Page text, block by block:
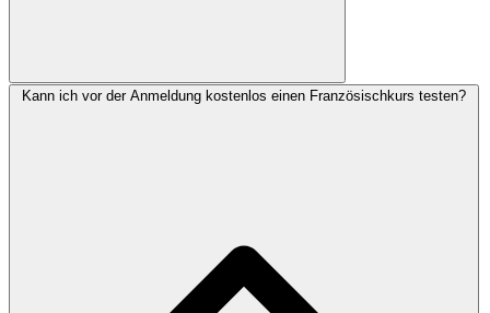
Kann ich vor der Anmeldung kostenlos einen Französischkurs testen?